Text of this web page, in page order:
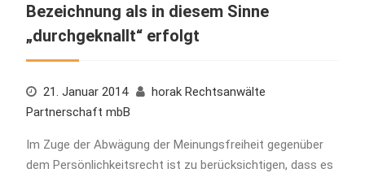
Bezeichnung als in diesem Sinne
„durchgeknallt“ erfolgt
21. Januar 2014
horak Rechtsanwälte
Partnerschaft mbB
Im Zuge der Abwägung der Meinungsfreiheit gegenüber
dem Persönlichkeitsrecht ist zu berücksichtigen, dass es